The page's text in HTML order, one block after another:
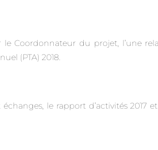
Coordonnateur du projet, l’une
(PTA) 2018.
le rapport d’activités 2017